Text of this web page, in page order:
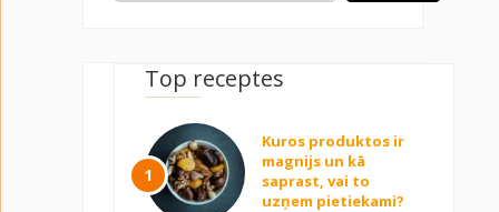
Top receptes
1
Kuros produktos ir
magnijs un kā
saprast, vai to
uzņem pietiekami?